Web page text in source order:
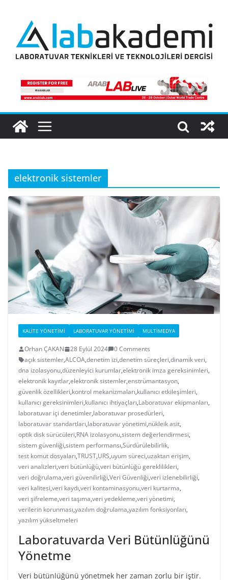
content
elektronik sistemler
KALITE YÖNETIMI LABORATUVAR YÖNETIMI MULTIMEDYA
Orhan ÇAKAN 28 Eylül 2024
0 Comments
açık sistemler,ALCOA,denetim izi,denetim süreçleri,dinamik veri,
dna izolasyonu,düzenleyici kurumlar,elektronik imza gereksinimleri,
elektronik kayıtlar,elektronik sistemler,enstrümantasyon,
güvenlik özellikleri,kontrol mekanizmaları,kullanıcı etkileşimleri,
kullanıcı gereksinimleri,kullanıcı ihtiyaçları,Laboratuvar ekipmanları,
laboratuvar içi denetimler,laboratuvar prosedürleri,
laboratuvar standartları,laboratuvar yönetimi,nükleik asit,
optik disk sürücüleri,RNA izolasyonu,sistem değerlendirmesi,
sistem güvenliği,sistem performansı,Sürdürülebilirlik,
test komut dosyaları,TRUST,URS,uyum süreci,uzaktan erişim,
veri analizleri,veri bütünlüğü,veri bütünlüğü gereklilikleri,
veri doğrulama,veri güvenilirliği,Veri Güvenliği,veri izlenebilirliği,
veri kalitesi,veri kaydı,veri kontaminasyonu,veri kurtarma,
veri şifreleme,veri taşıma,veri yedekleme,veri yönetimi,
verilerin korunması,yazılım doğrulama,yazılım fonksiyonları,
yazılım yükseltmeleri
Laboratuvarda Veri Bütünlüğünü
Yönetme
Veri bütünlüğünü yönetmek her zaman zorlu bir iştir.